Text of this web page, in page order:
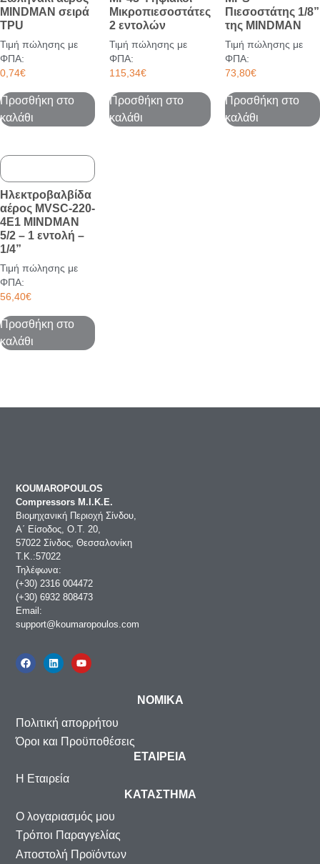
MINDMAN σειρά
TPU
Τιμή πώλησης με
ΦΠΑ:
0,74€
Προσθήκη στο
καλάθι
Μικροπιεσοστάτες
2 εντολών
Τιμή πώλησης με
ΦΠΑ:
115,34€
Προσθήκη στο
καλάθι
Πιεσοστάτης 1/8”
της MINDMAN
Τιμή πώλησης με
ΦΠΑ:
73,80€
Προσθήκη στο
καλάθι
Ηλεκτροβαλβίδα
αέρος MVSC-220-
4E1 MINDMAN
5/2 – 1 εντολή –
1/4”
Τιμή πώλησης με
ΦΠΑ:
56,40€
Προσθήκη στο
καλάθι
KOUMAROPOULOS
Compressors Μ.Ι.Κ.Ε.
Βιομηχανική Περιοχή Σίνδου,
Α΄ Είσοδος, Ο.Τ. 20,
57022 Σίνδος, Θεσσαλονίκη
Τ.Κ.:57022
Τηλέφωνα:
(+30) 2316 004472
(+30) 6932 808473
Email:
support@koumaropoulos.com
ΝΟΜΙΚΑ
Πολιτική απορρήτου
Όροι και Προϋποθέσεις
ΕΤΑΙΡΕΙΑ
Η Εταιρεία
ΚΑΤΑΣΤΗΜΑ
Ο λογαριασμός μου
Τρόποι Παραγγελίας
Αποστολή Προϊόντων